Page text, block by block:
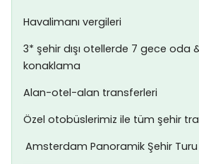
Havalimanı vergileri
3* şehir dışı otellerde 7 gece oda
konaklama
Alan-otel-alan transferleri
Özel otobüslerimiz ile tüm şehir
Amsterdam Panoramik Şehir Turu